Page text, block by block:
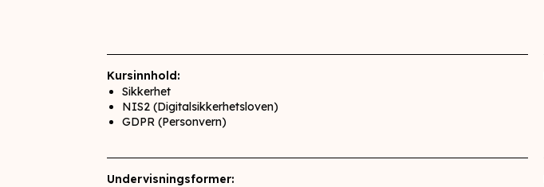
Kursinnhold:
Sikkerhet
NIS2 (Digitalsikkerhetsloven)
GDPR (Personvern)
Undervisningsformer: